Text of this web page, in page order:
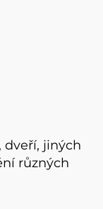
dveří, jiných
různých